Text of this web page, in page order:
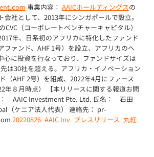
事業内容： AAICホールディングスの
会社として、2013年にシンガポールで設立。
CVC（コーポレートベンチャーキャピタル）
年、日系初のアフリカに特化したファンド
ファンド、AHF 1号）を設立、アフリカのヘ
心に投資を行なっており、ファンドサイズは
は30社を超える。アフリカ・イノベーション
（AHF 2号）を組成、2022年4月にファース
年８月時点） 【本リリースに関する報道お問
： AAIC Investment Pte. Ltd. 氏名： 石田
（ケニア法人代表） 連絡先： pr-
20220826_AAIC Inv_プレスリリース_丸紅